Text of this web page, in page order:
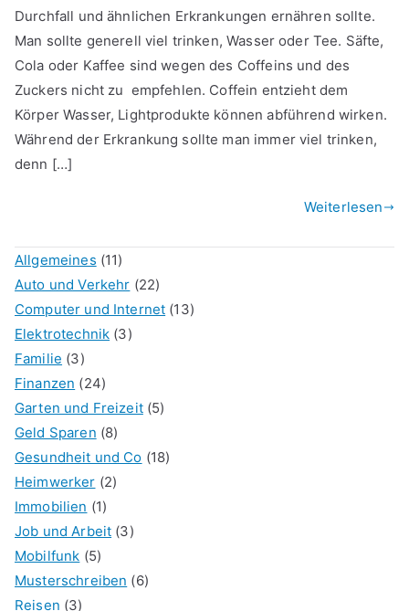
Durchfall und ähnlichen Erkrankungen ernähren sollte.
Man sollte generell viel trinken, Wasser oder Tee. Säfte,
Cola oder Kaffee sind wegen des Coffeins und des
Zuckers nicht zu empfehlen. Coffein entzieht dem
Körper Wasser, Lightprodukte können abführend wirken.
Während der Erkrankung sollte man immer viel trinken,
denn […]
Weiterlesen
Allgemeines (11)
Auto und Verkehr (22)
Computer und Internet (13)
Elektrotechnik (3)
Familie (3)
Finanzen (24)
Garten und Freizeit(5)
Geld Sparen (8)
Gesundheit und Co (18)
Heimwerker (2)
Immobilien (1)
Job und Arbeit (3)
Mobilfunk (5)
Musterschreiben (6)
Reisen (3)